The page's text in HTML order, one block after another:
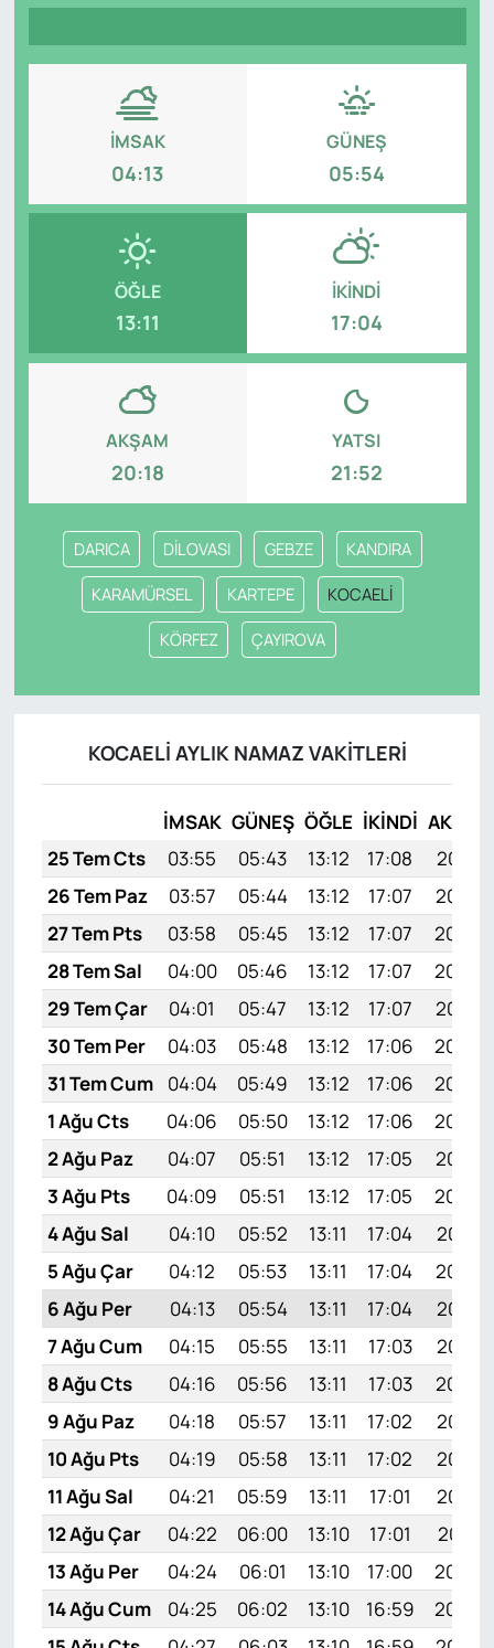
İMSAK
04:13
GÜNEŞ
05:54
ÖĞLE
13:11
İKINDI
17:04
AKŞAM
20:18
YATSI
21:52
DARICA DİLOVASI GEBZE KANDIRA
KARAMÜRSEL KARTEPE KOCAELİ
KÖRFEZ ÇAYIROVA
KOCAELİ AYLIK NAMAZ VAKITLERI
İMSAK GÜNEŞ ÖĞLE İKINDI AKŞAM
25 Tem Cts
03:55 05:43 13:12 17:08
20:31
26 Tem Paz
03:57 05:44 13:12 17:07
20:30
27 Tem Pts
03:58 05:45 13:12 17:07
20:29
28 Tem Sal
04:00 05:46 13:12 17:07
20:28
29 Tem Çar
04:01 05:47 13:12 17:07
20:27
30 Tem Per
04:03 05:48 13:12 17:06
20:26
31 Tem Cum
04:04 05:49 13:12 17:06
20:25
1 Ağu Cts
04:06 05:50 13:12 17:06
20:24
2 Ağu Paz
04:07 05:51 13:12 17:05
20:23
3 Ağu Pts
04:09 05:51 13:12 17:05
20:22
4 Ağu Sal
04:10 05:52 13:11 17:04
20:21
5 Ağu Çar
04:12 05:53 13:11 17:04
20:19
6 Ağu Per
04:13 05:54 13:11 17:04
20:18
7 Ağu Cum
04:15 05:55 13:11 17:03
20:17
8 Ağu Cts
04:16 05:56 13:11 17:03
20:16
9 Ağu Paz
04:18 05:57 13:11 17:02
20:15
10 Ağu Pts
04:19 05:58 13:11 17:02
20:13
11 Ağu Sal
04:21 05:59 13:11 17:01
20:12
12 Ağu Çar
04:22 06:00 13:10 17:01
20:11
13 Ağu Per
04:24 06:01 13:10 17:00
20:09
14 Ağu Cum
04:25 06:02 13:10 16:59
20:08
Genel
Gündem
Özel Haber
POLİTİKA
Siyaset